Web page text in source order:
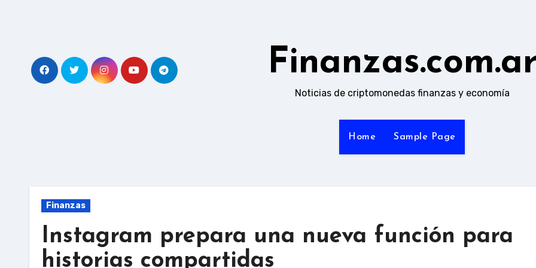
Noticias de criptomonedas finanzas y economía
Home Sample Page
Finanzas
Instagram prepara una nueva función para
historias compartidas